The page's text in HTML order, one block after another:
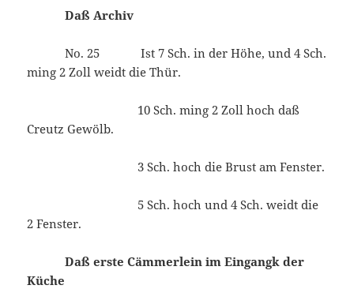
Daß Archiv
No. 25 Ist 7 Sch. in der Höhe, und 4 Sch.
ming 2 Zoll weidt die Thür.
10 Sch. ming 2 Zoll hoch daß
Creutz Gewölb.
3 Sch. hoch die Brust am Fenster.
5 Sch. hoch und 4 Sch. weidt die
2 Fenster.
Daß erste Cämmerlein im Eingangk der
Küche